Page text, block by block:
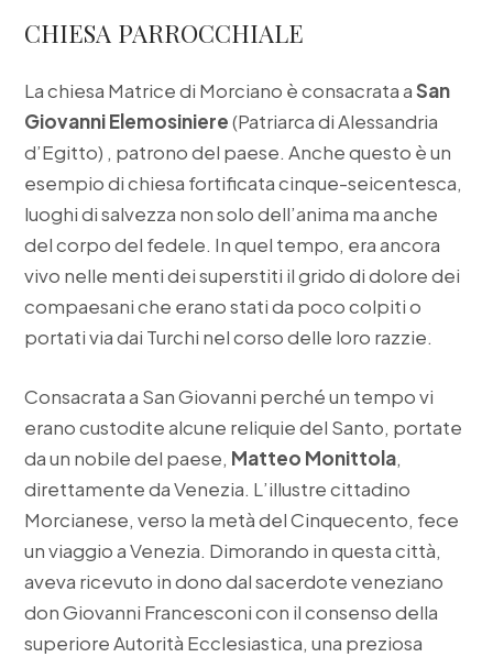
CHIESA PARROCCHIALE
La chiesa Matrice di Morciano è consacrata aSan
Giovanni Elemosiniere(Patriarca di Alessandria
d’Egitto) , patrono del paese. Anche questo è un
esempio di chiesa fortificata cinque-seicentesca,
luoghi di salvezza non solo dell’anima ma anche
del corpo del fedele. In quel tempo, era ancora
vivo nelle menti dei superstiti il grido di dolore dei
compaesani che erano stati da poco colpiti o
portati via dai Turchi nel corso delle loro razzie.
Consacrata a San Giovanni perché un tempo vi
erano custodite alcune reliquie del Santo, portate
da un nobile del paese, Matteo Monittola,
direttamente da Venezia. L’illustre cittadino
Morcianese, verso la metà del Cinquecento, fece
un viaggio a Venezia. Dimorando in questa città,
aveva ricevuto in dono dal sacerdote veneziano
don Giovanni Francesconi con il consenso della
superiore Autorità Ecclesiastica, una preziosa